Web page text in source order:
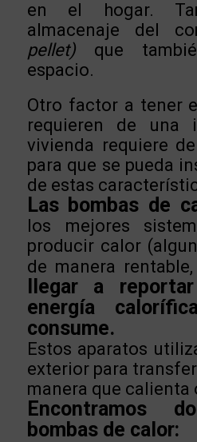
en el hogar.
almacenaje del
pellet)que
espacio.
Otro factor a tener
requieren de una
vivienda requiere
para que se pueda
de estas
Las bombas de
los mejores
producir calor
de manera
llegar a
energía
consume.
Estos aparatos
exterior para
manera que calienta
Encontramos
bombas de calor: